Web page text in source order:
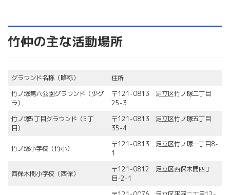
竹仲の主な活動場所
グラウンド名称（略称）
住所
竹ノ塚第六公園グラウンド（少グ
ラ）
〒121-0813 足立区竹ノ塚二丁目
25-3
竹ノ塚5丁目グラウンド（5丁
目）
〒121-0813 足立区竹ノ塚五丁目
35-4
竹ノ塚小学校（竹小）
〒121-0813 足立区竹ノ塚一丁目8-
1
西保木間小学校（西保）
〒121-0812 足立区西保木間四丁
目-2-1